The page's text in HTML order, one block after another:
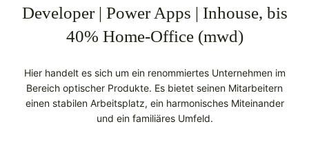
Developer | Power Apps | Inhouse, bis
40% Home-Office (mwd)
Hier handelt es sich um ein renommiertes Unternehmen im
Bereich optischer Produkte. Es bietet seinen Mitarbeitern
einen stabilen Arbeitsplatz, ein harmonisches Miteinander
und ein familiäres Umfeld.